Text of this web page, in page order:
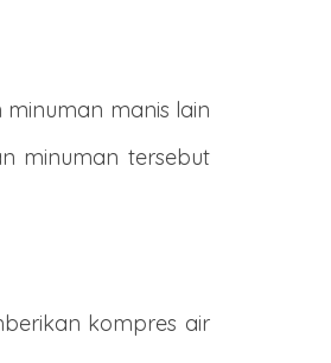
manis lain
minuman tersebut
kompres air